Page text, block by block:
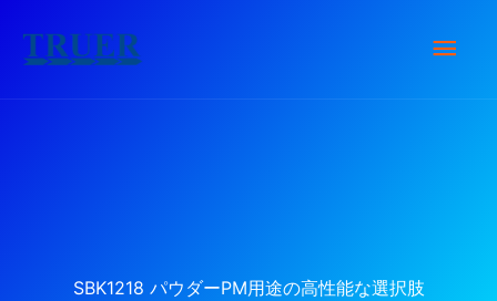
メ
SBK1218 パウダーPM用途の高性能な選択肢